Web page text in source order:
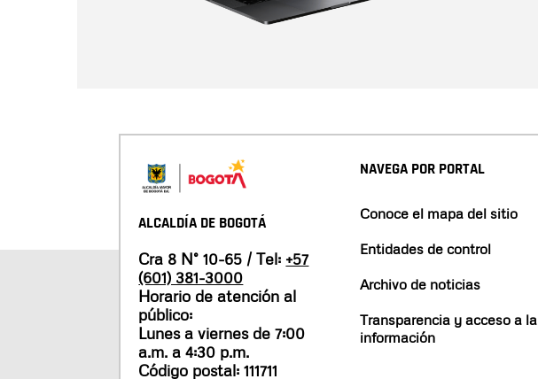
ALCALDÍA DE BOGOTÁ
Cra 8 N° 10-65 / Tel: +57
(601) 381-3000
Horario de atención al
público:
Lunes a viernes de 7:00
a.m. a 4:30 p.m.
Código postal: 111711
NAVEGA POR PORTAL
Conoce el mapa del sitio
Entidades de control
Archivo de noticias
Transparencia y acceso a la
información